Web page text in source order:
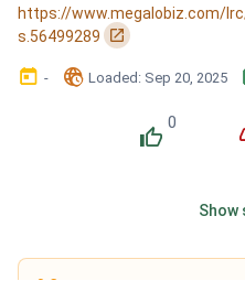
Y no sé, no sé, no sé, fue el
https://www.megalobiz.com/
s.56499289
󰏌
󰃶 - 󱉊 Loaded: Sep 20, 2025
󰔔
0
Show